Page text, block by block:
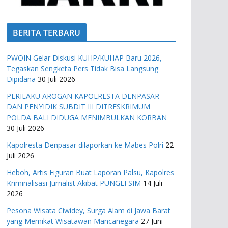
BERITA TERBARU
PWOIN Gelar Diskusi KUHP/KUHAP Baru 2026,
Tegaskan Sengketa Pers Tidak Bisa Langsung
Dipidana 30 Juli 2026
PERILAKU AROGAN KAPOLRESTA DENPASAR
DAN PENYIDIK SUBDIT III DITRESKRIMUM
POLDA BALI DIDUGA MENIMBULKAN KORBAN
30 Juli 2026
Kapolresta Denpasar dilaporkan ke Mabes Polri 22
Juli 2026
Heboh, Artis Figuran Buat Laporan Palsu, Kapolres
Kriminalisasi Jurnalist Akibat PUNGLI SIM 14 Juli
2026
Pesona Wisata Ciwidey, Surga Alam di Jawa Barat
yang Memikat Wisatawan Mancanegara 27 Juni